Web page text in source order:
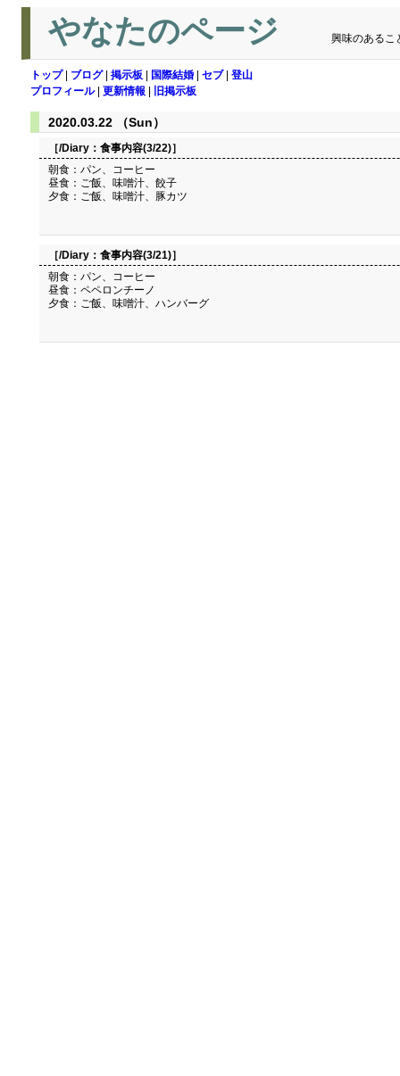
やなたのページ 興味のあるこ
トップ| ブログ| 掲示板 国際結婚 セブ| 登山
プロフィール| 更新情報 旧掲示板
2020.03.22 （Sun）
［/Diary： 食事内容(3/22)］
朝食：パン、コーヒー
昼食：ご飯、味噌汁、餃子
夕食：ご飯、味噌汁、豚カツ
［/Diary： 食事内容(3/21)］
朝食：パン、コーヒー
昼食：ペペロンチーノ
夕食：ご飯、味噌汁、ハンバーグ